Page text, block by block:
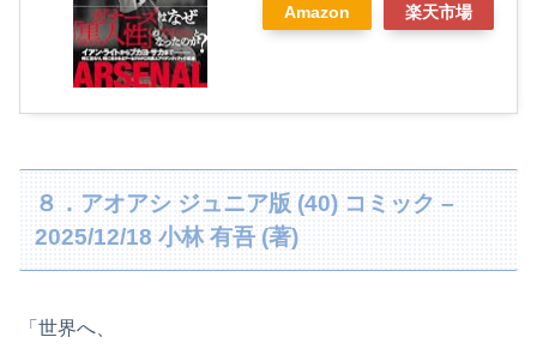
Amazon 楽天市場
８．アオアシ ジュニア版 (40) コミック –
2025/12/18 小林 有吾 (著)
「世界へ、